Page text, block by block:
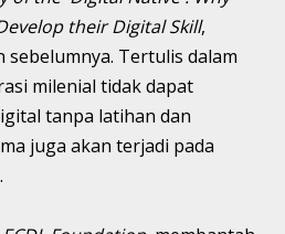
their Digital Skill,
Tertulis dalam
milenial tidak dapat
tanpa latihan dan
juga akan terjadi pada